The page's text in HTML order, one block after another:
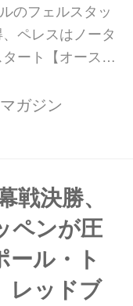
のフェルスタッ
ペレスはノータ
ート【オースト
トラリアGP予
・サーキットで
番手にジョー
デス)、3番手にル
ルセデス)が続い
ガジン
戦決勝、
ペンが圧
ール・ト
レッドブ